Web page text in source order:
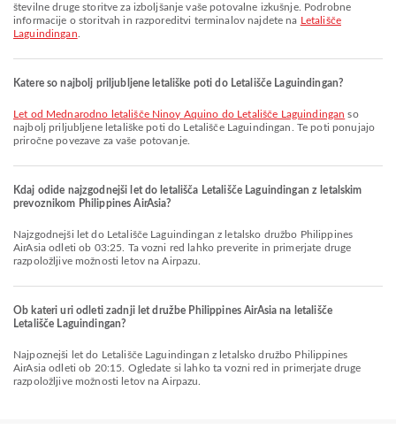
številne druge storitve za izboljšanje vaše potovalne izkušnje. Podrobne
informacije o storitvah in razporeditvi terminalov najdete na Letališče
Laguindingan
Katere so najbolj priljubljene letališke poti do Letališče Laguindingan?
let od Mednarodno letališče Ninoy Aquino do Letališče Laguindingan so
najbolj priljubljene letališke poti do Letališče Laguindingan. Te poti ponujajo
priročne povezave za vaše potovanje.
Kdaj odide najzgodnejši let do letališča Letališče Laguindingan z letalskim
prevoznikom Philippines AirAsia?
Najzgodnejši let do Letališče Laguindingan z letalsko družbo Philippines
AirAsia odleti ob 03:25. Ta vozni red lahko preverite in primerjate druge
razpoložljive možnosti letov na Airpazu.
Ob kateri uri odleti zadnji let družbe Philippines AirAsia na letališče
Letališče Laguindingan?
Najpoznejši let do Letališče Laguindingan z letalsko družbo Philippines
AirAsia odleti ob 20:15. Ogledate si lahko ta vozni red in primerjate druge
razpoložljive možnosti letov na Airpazu.